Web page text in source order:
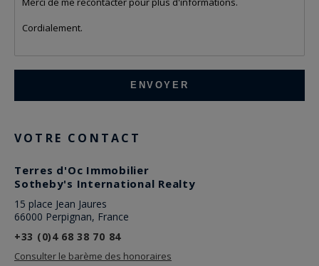
VOTRE CONTACT
Terres d'Oc Immobilier
Sotheby's International Realty
15 place Jean Jaures
66000 Perpignan, France
+33 (0)4 68 38 70 84
Consulter le barème des honoraires